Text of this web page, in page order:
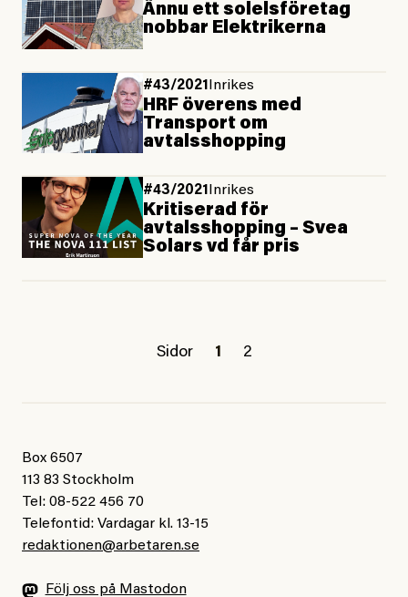
Ännu ett solelsföretag
nobbar Elektrikerna
#43/2021 Inrikes
HRF överens med
Transport om
avtalsshopping
#43/2021 Inrikes
Kritiserad för
avtalsshopping – Svea
Solars vd får pris
Sidor 1 2
Box 6507
113 83 Stockholm
Tel: 08-522 456 70
Telefontid: Vardagar kl. 13-15
redaktionen@arbetaren.se
Följ oss på Mastodon